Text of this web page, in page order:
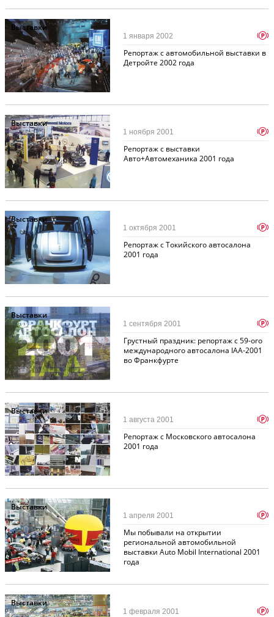
Выставки
Репортаж с автомобильной выставки в
Детройте 2002 года
1 января 2002 p
Выставки
Репортаж с выставки
Авто+Автомеханика 2001 года
1 ноября 2001 p
Выставки
Репортаж с Токийского автосалона
2001 года
1 октября 2001 p
Выставки
Грустный праздник: репортаж с 59-ого
международного автосалона IAA-2001
во Франкфурте
1 сентября 2001 p
Выставки
Репортаж с Московского автосалона
2001 года
1 августа 2001 p
Выставки
Мы побывали на открытии
региональной автомобильной
выставки Auto Mobil International 2001
года
1 апреля 2001 p
Выставки
1 февраля 2001 p